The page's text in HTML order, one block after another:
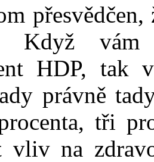
Když
HDP, tak
právně
tři
vliv na